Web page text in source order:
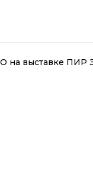
на выставке ПИР